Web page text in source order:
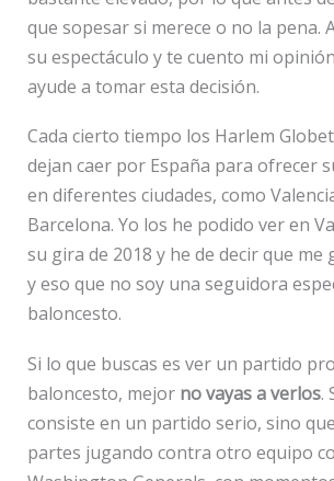
que sopesar si merece o no la pena.
su espectáculo y te cuento mi
ayude a tomar esta decisión.
Cada cierto tiempo los Harlem
dejan caer por España para ofrecer
en diferentes ciudades, como
Barcelona. Yo los he podido ver en
su gira de 2018 y he de decir que
y eso que no soy una seguidora
baloncesto.
Si lo que buscas es ver un partido
baloncesto, mejor no vayas a verlos.
consiste en un partido serio, sino
partes jugando contra otro equipo